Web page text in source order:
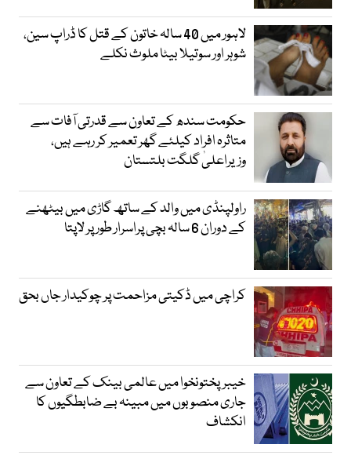
لاہور میں 40 سالہ خاتون کے قتل کا ڈراپ سین،
شوہر اور سوتیلا بیٹا ملوث نکلے
حکومت سندھ کے تعاون سے قدرتی آفات سے
متاثرہ افراد کیلئے گھر تعمیر کر رہے ہیں،
وزیراعلیٰ گلگت بلتستان
راولپنڈی میں والد کے ساتھ گاڑی میں بیٹھنے
کے دوران 6 سالہ بچی پراسرار طور پر لاپتا
کراچی میں ڈکیتی مزاحمت پر چوکیدار جاں بحق
خیبرپختونخوا میں عالمی بینک کے تعاون سے
جاری منصوبوں میں مبینہ بے ضابطگیوں کا
انکشاف